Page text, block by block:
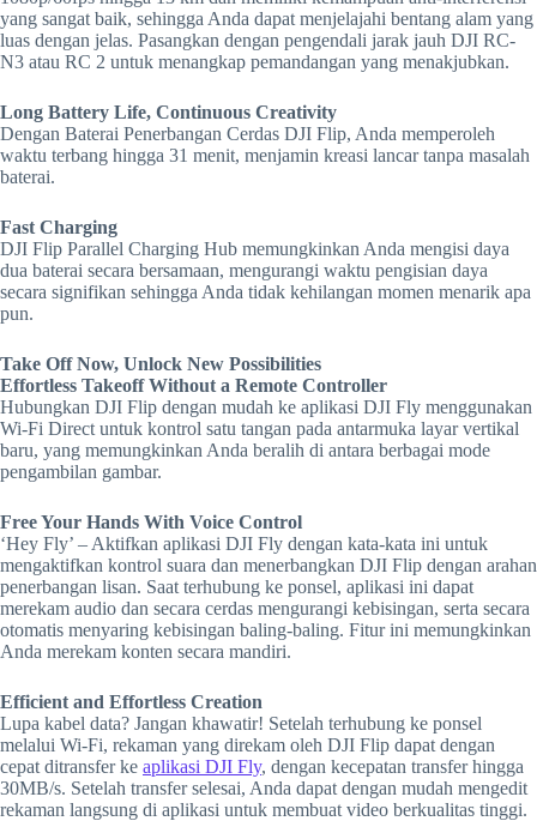
yang sangat baik, sehingga Anda dapat menjelajahi bentang alam yang
luas dengan jelas. Pasangkan dengan pengendali jarak jauh DJI RC-
N3 atau RC 2 untuk menangkap pemandangan yang menakjubkan.
Long Battery Life, Continuous Creativity
Dengan Baterai Penerbangan Cerdas DJI Flip, Anda memperoleh
waktu terbang hingga 31 menit, menjamin kreasi lancar tanpa masalah
baterai.
Fast Charging
DJI Flip Parallel Charging Hub memungkinkan Anda mengisi daya
dua baterai secara bersamaan, mengurangi waktu pengisian daya
secara signifikan sehingga Anda tidak kehilangan momen menarik apa
pun.
Take Off Now, Unlock New Possibilities
Effortless Takeoff Without a Remote Controller
Hubungkan DJI Flip dengan mudah ke aplikasi DJI Fly menggunakan
Wi-Fi Direct untuk kontrol satu tangan pada antarmuka layar vertikal
baru, yang memungkinkan Anda beralih di antara berbagai mode
pengambilan gambar.
Free Your Hands With Voice Control
‘Hey Fly’ – Aktifkan aplikasi DJI Fly dengan kata-kata ini untuk
mengaktifkan kontrol suara dan menerbangkan DJI Flip dengan arahan
penerbangan lisan. Saat terhubung ke ponsel, aplikasi ini dapat
merekam audio dan secara cerdas mengurangi kebisingan, serta secara
otomatis menyaring kebisingan baling-baling. Fitur ini memungkinkan
Anda merekam konten secara mandiri.
Efficient and Effortless Creation
Lupa kabel data? Jangan khawatir! Setelah terhubung ke ponsel
melalui Wi-Fi, rekaman yang direkam oleh DJI Flip dapat dengan
cepat ditransfer ke aplikasi DJI Fly, dengan kecepatan transfer hingga
30MB/s. Setelah transfer selesai, Anda dapat dengan mudah mengedit
rekaman langsung di aplikasi untuk membuat video berkualitas tinggi.